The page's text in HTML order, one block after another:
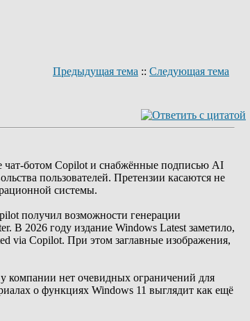
Предыдущая тема :: Следующая тема
чат-ботом Copilot и снабжённые подписью AI
пользователей. Претензии касаются не
системы.
получил возможности генерации
В 2026 году издание Windows Latest заметило,
via Copilot. При этом заглавные изображения,
компании нет очевидных ограничений для
о функциях Windows 11 выглядит как ещё